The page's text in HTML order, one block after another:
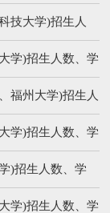
技大学)招生人
学)招生人数、学
福州大学)招生人
学)招生人数、学
)招生人数、学
学)招生人数、学